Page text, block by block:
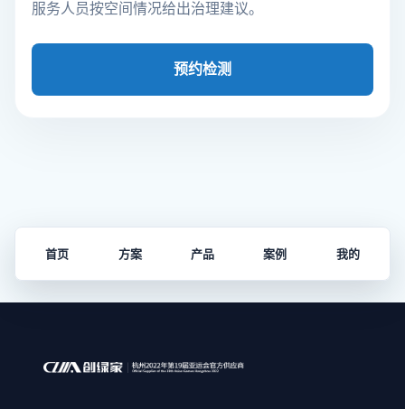
服务人员按空间情况给出治理建议。
预约检测
首页 方案 产品 案例 我的